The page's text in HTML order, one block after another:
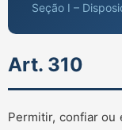
Seção I –
Art. 310
Permitir, confiar ou